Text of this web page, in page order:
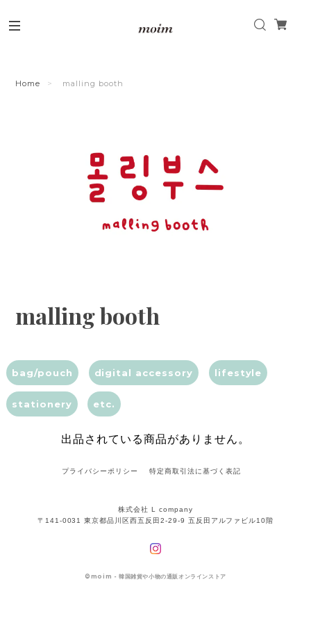
Home malling booth
malling booth
bag/pouch digital accessory lifestyle
stationery etc.
出品されている商品がありません。
株式会社 L company
〒141-0031 東京都品川区西五反田2-29-9 五反田アルファビル10階
© moim - 韓国雑貨や小物の通販オンラインストア
プライバシーポリシー 特定商取引法に基づく表記